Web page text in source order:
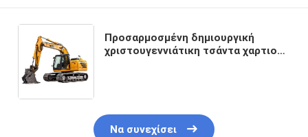
Προσαρμοσμένη δημιουργική
χριστουγεννιάτικη τσάντα χαρτιού
Να συνεχίσει